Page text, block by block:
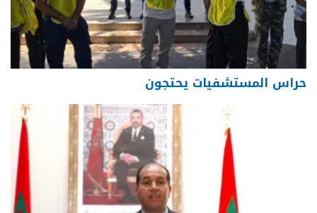
حراس المستشفيات يحتجون